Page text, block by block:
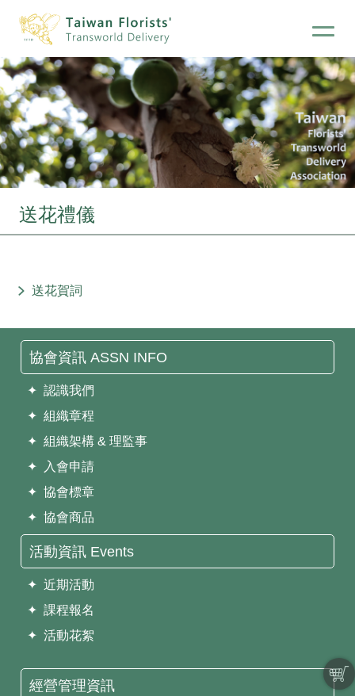
送花禮儀
送花賀詞
協會資訊 ASSN INFO
✦ 認識我們
✦ 組織章程
✦ 組織架構 & 理監事
✦ 入會申請
✦ 協會標章
✦ 協會商品
活動資訊 Events
✦ 近期活動
✦ 課程報名
✦ 活動花絮
經營管理資訊